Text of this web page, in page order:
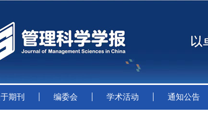
期刊 编委会 学术活动 通知公告